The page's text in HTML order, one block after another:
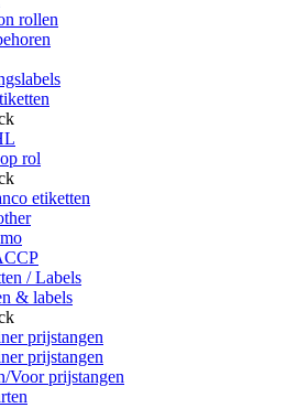
rollen
rol
etiketten
/ Labels
& labels
prijstangen
prijstangen
Voor prijstangen